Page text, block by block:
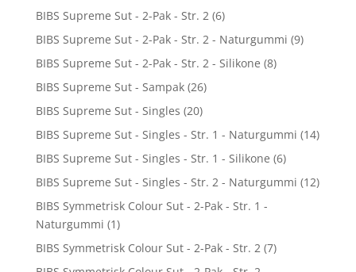
BIBS Supreme Sut - 2-Pak - Str. 2 (6)
BIBS Supreme Sut - 2-Pak - Str. 2 - Naturgummi (9)
BIBS Supreme Sut - 2-Pak - Str. 2 - Silikone (8)
BIBS Supreme Sut - Sampak (26)
BIBS Supreme Sut - Singles (20)
BIBS Supreme Sut - Singles - Str. 1 - Naturgummi (14)
BIBS Supreme Sut - Singles - Str. 1 - Silikone (6)
BIBS Supreme Sut - Singles - Str. 2 - Naturgummi (12)
BIBS Symmetrisk Colour Sut - 2-Pak - Str. 1 -
Naturgummi (1)
BIBS Symmetrisk Colour Sut - 2-Pak - Str. 2 (7)